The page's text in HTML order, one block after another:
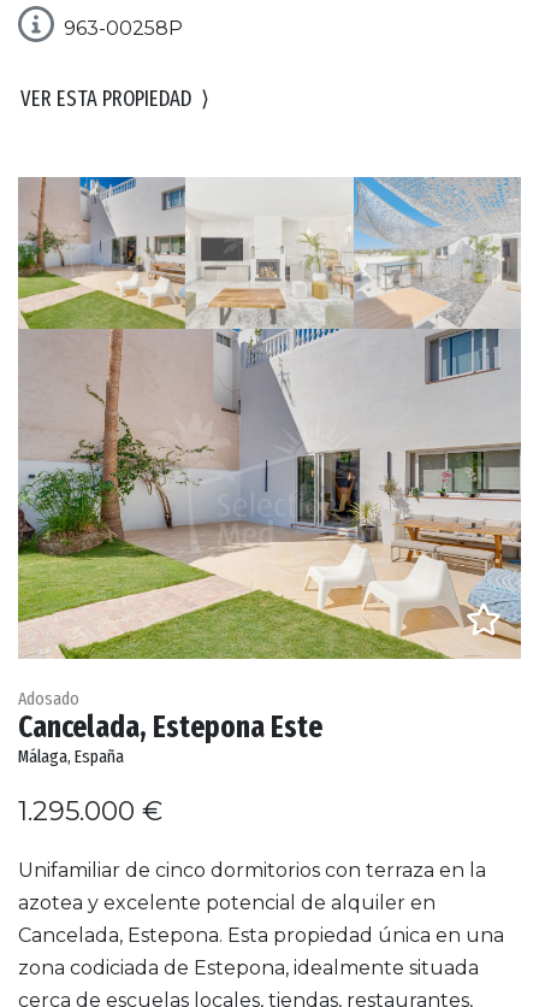
963-00258P
VER ESTA PROPIEDAD ⟩
Adosado
Cancelada, Estepona Este
Málaga, España
1.295.000 €
Unifamiliar de cinco dormitorios con terraza en la
azotea y excelente potencial de alquiler en
Cancelada, Estepona. Esta propiedad única en una
zona codiciada de Estepona, idealmente situada
cerca de escuelas locales, tiendas, restaurantes,